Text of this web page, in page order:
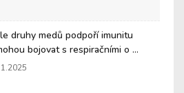
druhy medů podpoří imunitu
bojovat s respiračními o ...